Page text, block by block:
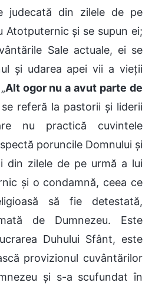
judecată din zilele de pe
Atotputernic și se supun ei;
Sale actuale, ei se
și udarea apei vii a vieții
Alt ogor nu a avut parte de
se referă la pastorii și liderii
nu practică cuvintele
poruncile Domnului și
din zilele de pe urmă a lui
și o condamnă, ceea ce
să fie detestată,
de Dumnezeu. Este
Duhului Sfânt, este
provizionul cuvântărilor
și s-a scufundat în